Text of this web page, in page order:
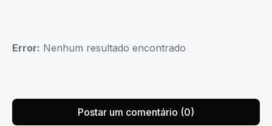
Error: Nenhum resultado encontrado
Postar um comentário (0)